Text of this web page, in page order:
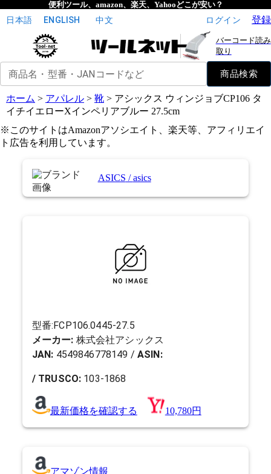
便利ツール、amazon、楽天、Yahooどこが安い？
日本語 ENGLISH 中文 ログイン 登録
バーコード読み
取り
商品名・型番・JANコードなど 商品検索
ホーム > アパレル > 靴 > アシックス ウィンジョブCP106 タ
イチイエローXインペリアブルー 27.5cm
※このサイトはAmazonアソシエイト、楽天等、アフィリエイ
ト広告を利用しています。
ASICS /asics
型番:FCP106.0445-27.5
メーカー: 株式会社アシックス
JAN: 4549846778149 / ASIN:
/ TRUSCO: 103-1868
最新価格を確認する 10,780円
アマゾン情報